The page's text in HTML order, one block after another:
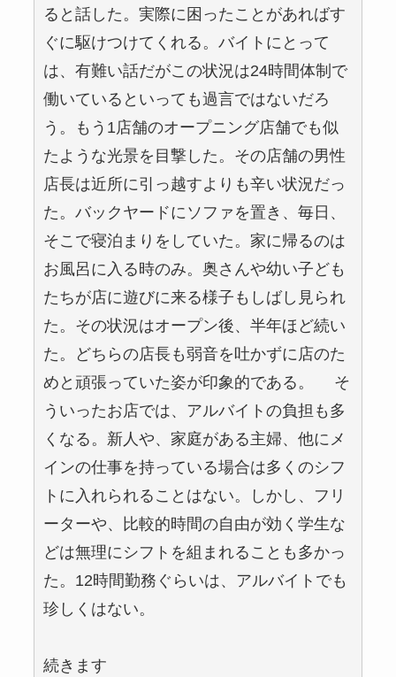
ると話した。実際に困ったことがあればす
ぐに駆けつけてくれる。バイトにとって
は、有難い話だがこの状況は24時間体制で
働いているといっても過言ではないだろ
う。もう1店舗のオープニング店舗でも似
たような光景を目撃した。その店舗の男性
店長は近所に引っ越すよりも辛い状況だっ
た。バックヤードにソファを置き、毎日、
そこで寝泊まりをしていた。家に帰るのは
お風呂に入る時のみ。奥さんや幼い子ども
たちが店に遊びに来る様子もしばし見られ
た。その状況はオープン後、半年ほど続い
た。どちらの店長も弱音を吐かずに店のた
めと頑張っていた姿が印象的である。 そ
ういったお店では、アルバイトの負担も多
くなる。新人や、家庭がある主婦、他にメ
インの仕事を持っている場合は多くのシフ
トに入れられることはない。しかし、フリ
ーターや、比較的時間の自由が効く学生な
どは無理にシフトを組まれることも多かっ
た。12時間勤務ぐらいは、アルバイトでも
珍しくはない。
続きます